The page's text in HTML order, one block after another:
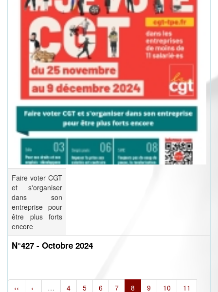
Faire voter CGT
et s'organiser
dans son
entreprise pour
être plus forts
encore
N°427 - Octobre 2024
‹‹ ‹ … 4 5 6 7 8 9 10 11